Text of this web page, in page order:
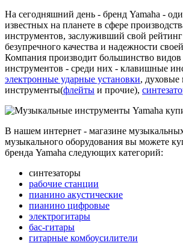
На сегодняшний день - бренд Yamaha -
известных на планете в сфере
инструментов, заслуживший свой рейтинг
безупречного качества и надежности
Компания производит большинство
инструментов - среди них - клавишные
электронные ударные установки, духовые
инструменты(флейты и прочие),
В нашем интернет - магазине
музыкального оборудования вы можете
бренда Yamaha следующих категорий:
синтезаторы
рабочие станции
пианино акустические
пианино цифровые
электрогитары
бас-гитары
гитарные комбоусилители